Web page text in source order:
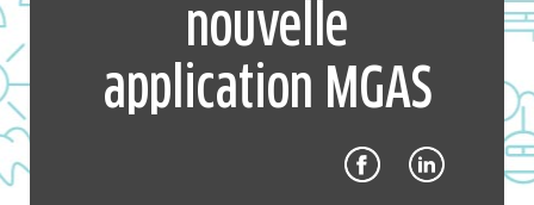
nouvelle
application MGAS